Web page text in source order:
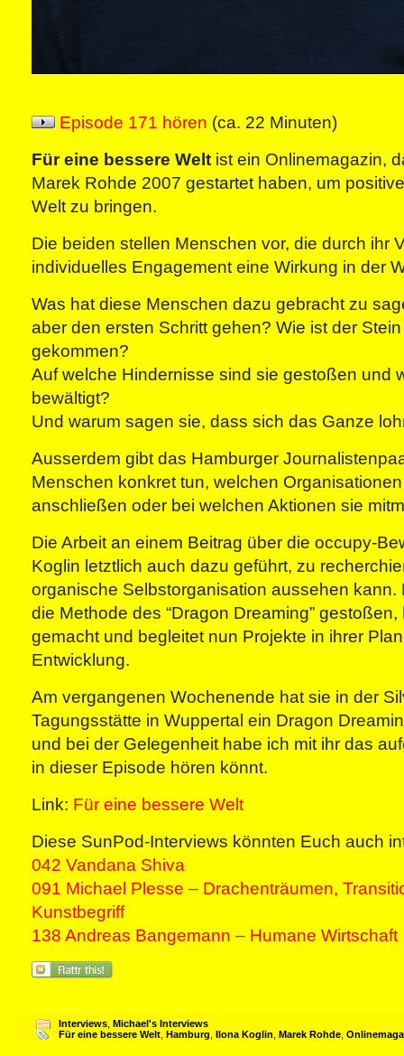
Episode 171 hören (ca. 22 Minuten)
Für eine bessere Welt ist ein Onlinemagazin,
Marek Rohde 2007 gestartet haben, um
Welt zu bringen.
Die beiden stellen Menschen vor, die durch ihr
individuelles Engagement eine Wirkung in der
Was hat diese Menschen dazu gebracht zu
aber den ersten Schritt gehen? Wie ist der
gekommen?
Auf welche Hindernisse sind sie gestoßen und
bewältigt?
Und warum sagen sie, dass sich das Ganze
Ausserdem gibt das Hamburger
Menschen konkret tun, welchen
anschließen oder bei welchen Aktionen sie
Die Arbeit an einem Beitrag über die occupy-
Koglin letztlich auch dazu geführt, zu
organische Selbstorganisation aussehen kann.
die Methode des “Dragon Dreaming”
gemacht und begleitet nun Projekte in ihrer
Entwicklung.
Am vergangenen Wochenende hat sie in der
Tagungsstätte in Wuppertal ein Dragon
und bei der Gelegenheit habe ich mit ihr das
in dieser Episode hören könnt.
Link: Für eine bessere Welt
Diese SunPod-Interviews könnten Euch auch
042 Vandana Shiva
091 Michael Plesse – Drachenträumen,
Kunstbegriff
138 Andreas Bangemann – Humane Wirtschaft
Interviews Michael's Interviews
Für eine bessere Welt Hamburg Ilona Koglin Marek Rohde